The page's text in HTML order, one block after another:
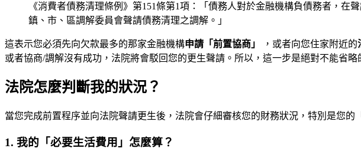
《消費者債務清理條例》第151條第1項：「債務人對於金融機構負債務者，
鎮、市、區調解委員會聲請債務清理之調解。」
這表示您必須先向欠款最多的那家金融機構申請「前置協商」 ，或者向您住家附近的
或者協商/調解沒有成功，法院將會駁回您的更生聲請。所以，這一步是絕對不能省略
法院怎麼判斷我的狀況？
當您完成前置程序並向法院聲請更生後，法院會仔細審核您的財務狀況，特別是您的
1. 我的「必要生活費用」怎麼算？